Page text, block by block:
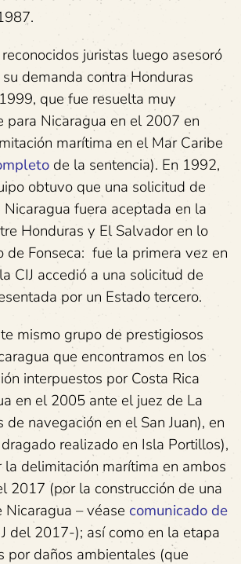
juristas luego asesoró
demanda contra Honduras
que fue resuelta muy
para Nicaragua en el 2007 en
marítima en el Mar Caribe
de la sentencia). En 1992,
obtuvo que una solicitud de
fuera aceptada en la
Honduras y El Salvador en lo
de Fonseca: fue la primera vez en
CIJ accedió a una solicitud de
por un Estado tercero.
mismo grupo de prestigiosos
que encontramos en los
interpuestos por Costa Rica
en el 2005 ante el juez de La
de navegación en el San Juan), en
realizado en Isla Portillos),
delimitación marítima en ambos
2017 (por la construcción de una
– véase comunicado de
del 2017-); así como en la etapa
por daños ambientales (que